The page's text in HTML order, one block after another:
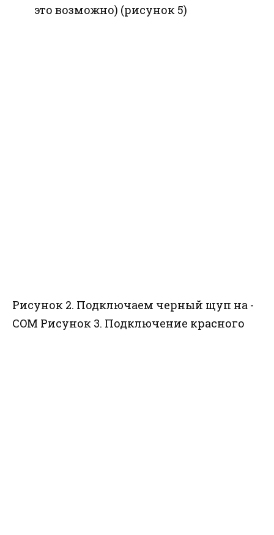
это возможно) (рисунок 5)
Рисунок 2. Подключаем черный щуп на -
COM Рисунок 3. Подключение красного